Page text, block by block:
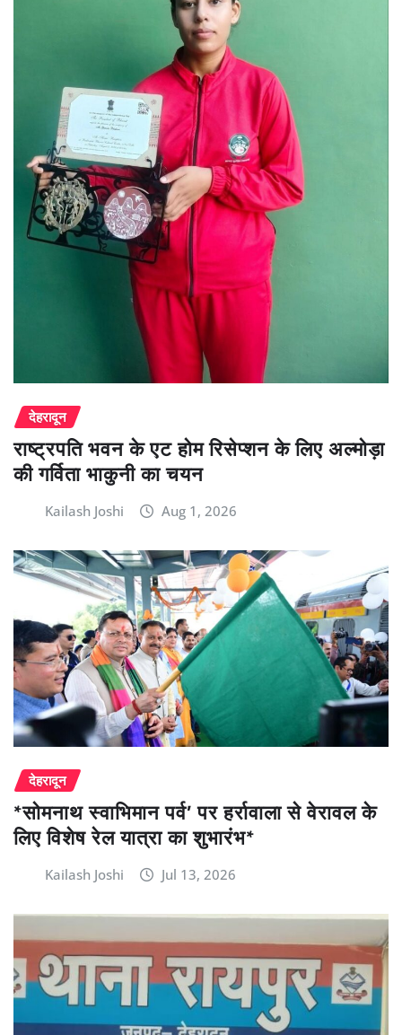
देहरादून
राष्ट्रपति भवन के एट होम रिसेप्शन के लिए अल्मोड़ा
की गर्विता भाकुनी का चयन
Kailash Joshi Aug 1, 2026
देहरादून
*सोमनाथ स्वाभिमान पर्व’ पर हर्रावाला से वेरावल के
लिए विशेष रेल यात्रा का शुभारंभ*
Kailash Joshi Jul 13, 2026